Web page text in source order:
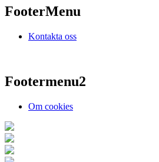
FooterMenu
Kontakta oss
Footermenu2
Om cookies